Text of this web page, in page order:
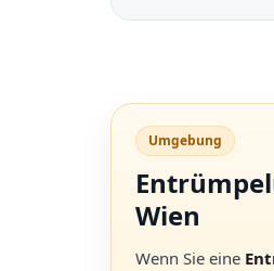
Umgebung
Wien
Wenn Sie eine